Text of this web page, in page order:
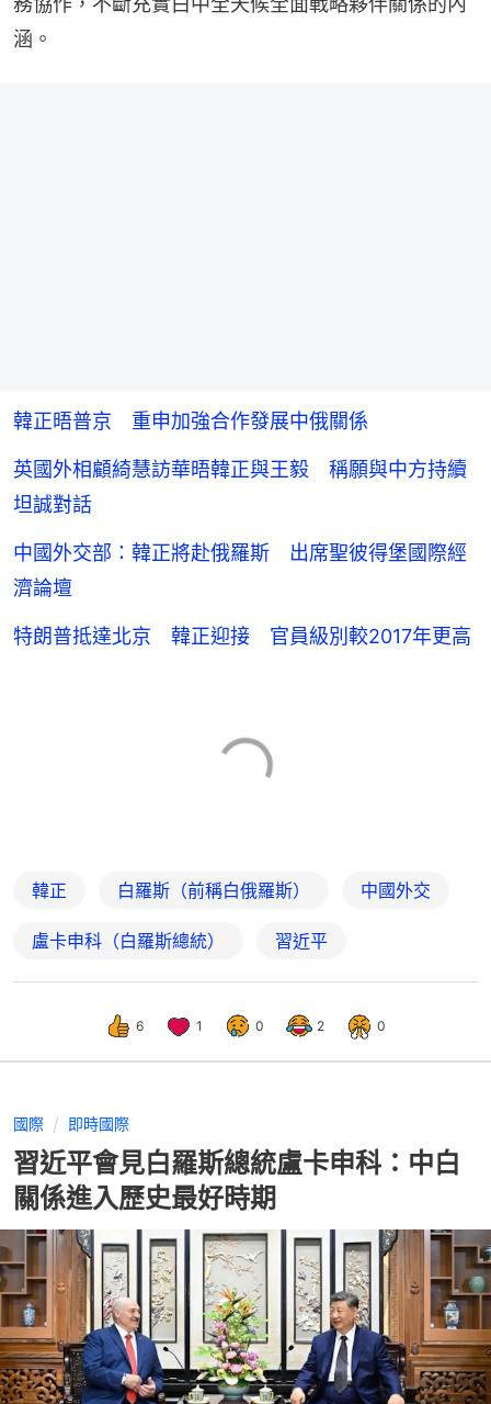
涵。
韓正晤普京 重申加強合作發展中俄關係
英國外相顧綺慧訪華晤韓正與王毅 稱願與中方持續
坦誠對話
中國外交部：韓正將赴俄羅斯 出席聖彼得堡國際經
濟論壇
特朗普抵達北京 韓正迎接 官員級別較2017年更高
韓正 白羅斯（前稱白俄羅斯） 中國外交
盧卡申科（白羅斯總統） 習近平
6 1 0 2 0
國際 即時國際
習近平會見白羅斯總統盧卡申科：中白
關係進入歷史最好時期